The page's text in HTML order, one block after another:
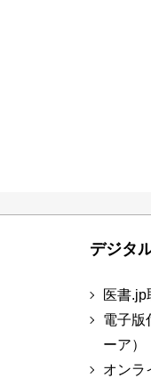
デジタ
医書.jp
電子版
ーア）
オンラ